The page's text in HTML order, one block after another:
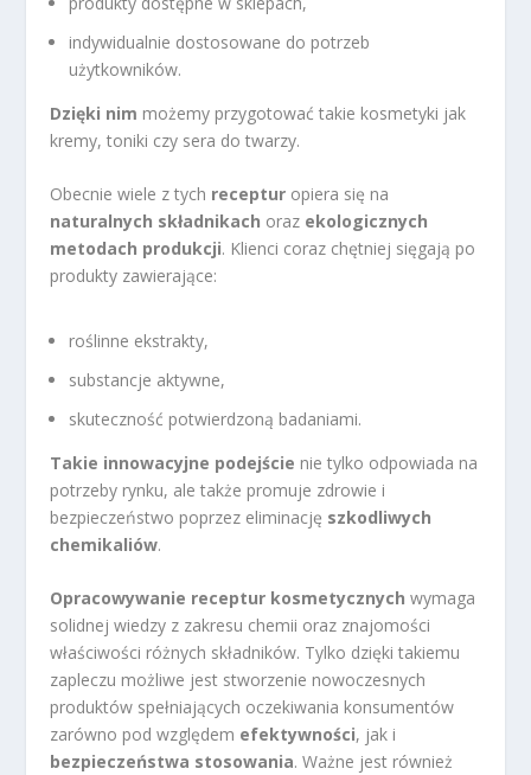
indywidualnie dostosowane do potrzeb
użytkowników.
Dzięki nim możemy przygotować takie kosmetyki jak
kremy, toniki czy sera do twarzy.
Obecnie wiele z tych receptur opiera się na
naturalnych składnikach oraz ekologicznych
metodach produkcji. Klienci coraz chętniej sięgają po
produkty zawierające:
roślinne ekstrakty,
substancje aktywne,
skuteczność potwierdzoną badaniami.
Takie innowacyjne podejście nie tylko odpowiada na
potrzeby rynku, ale także promuje zdrowie i
bezpieczeństwo poprzez eliminację szkodliwych
chemikaliów.
Opracowywanie receptur kosmetycznych wymaga
solidnej wiedzy z zakresu chemii oraz znajomości
właściwości różnych składników. Tylko dzięki takiemu
zapleczu możliwe jest stworzenie nowoczesnych
produktów spełniających oczekiwania konsumentów
zarówno pod względem efektywności, jak i
bezpieczeństwa stosowania. Ważne jest również